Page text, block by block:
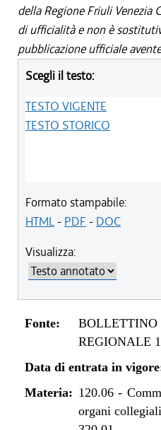
della Regione Friuli Venezia
di ufficialità e non è
pubblicazione ufficiale
Scegli il testo:
TESTO VIGENTE
TESTO STORICO
Formato stampabile:
HTML- PDF - DOC
Visualizza:
Fonte:
REGIONALE
Data di entrata in
Materia: 120.06-
organi collegiali